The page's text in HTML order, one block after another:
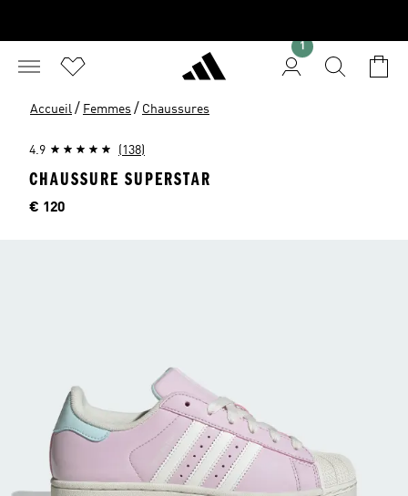
1
Accueil / Femmes / Chaussures
4.9 (138)
CHAUSSURE SUPERSTAR
Price
€ 120